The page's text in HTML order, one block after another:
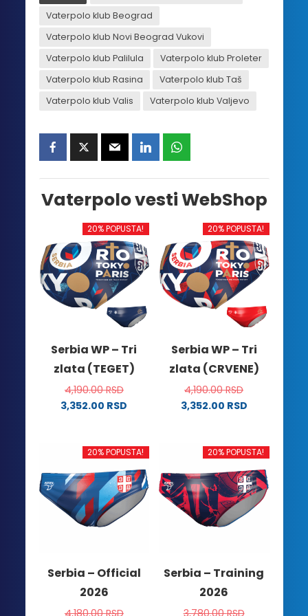
Vaterpolo klub Beograd
Vaterpolo klub Novi Beograd Vukovi
Vaterpolo klub Palilula
Vaterpolo klub Proleter
Vaterpolo klub Rasina
Vaterpolo klub Taš
Vaterpolo klub Valis
Vaterpolo klub Valjevo
Vaterpolo vesti WebShop
20% POPUSTA!
Serbia WP – Tri
zlata (TEGET)
4,190.00RSD
3,352.00 RSD
ima
varijanti.
Opcije
mogu
biti
stranici
proizvoda.
20% POPUSTA!
Serbia WP – Tri
zlata (CRVENE)
4,190.00RSD
3,352.00 RSD
ima
varijanti.
Opcije
mogu
biti
stranici
proizvoda.
20% POPUSTA!
Serbia – Official
2026
4,180.00RSD
20% POPUSTA!
Serbia – Training
2026
3,780.00RSD